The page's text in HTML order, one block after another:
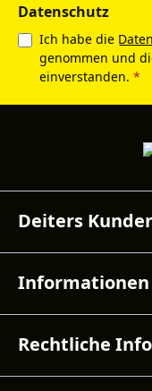
Datenschutz
Ich habe die
genommen und
einverstanden. *
Deiters
Informationen
Rechtliche